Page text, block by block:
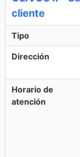
cliente
Tipo
Dirección
Horario de
atención